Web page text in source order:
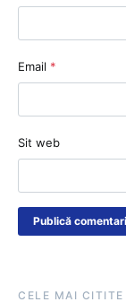
Email *
Sit web
CELE MAI CITITE